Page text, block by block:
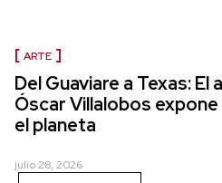
ARTE
Del Guaviare a Texas:
Óscar Villalobos
el planeta
julio 28, 2026